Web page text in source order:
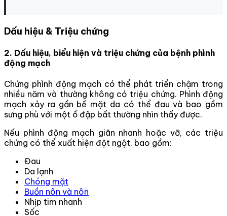
Dấu hiệu & Triệu chứng
2. Dấu hiệu, biểu hiện và triệu chứng của bệnh phình
động mạch
Chứng phình động mạch có thể phát triển chậm trong
nhiều năm và thường không có triệu chứng. Phình động
mạch xảy ra gần bề mặt da có thể đau và bao gồm
sưng phù với một ổ đập bất thường nhìn thấy được.
Nếu phình động mạch giãn nhanh hoặc vỡ, các triệu
chứng có thể xuất hiện đột ngột, bao gồm:
Đau
Da lạnh
Chóng mặt
Buồn nôn và nôn
Nhịp tim nhanh
Sốc